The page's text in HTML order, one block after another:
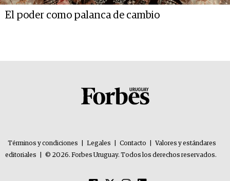
El poder como palanca de cambio
Términos y condiciones Legales Contacto
Valores y estándares
editoriales
© 2026. Forbes Uruguay. Todos los derechos reservados.